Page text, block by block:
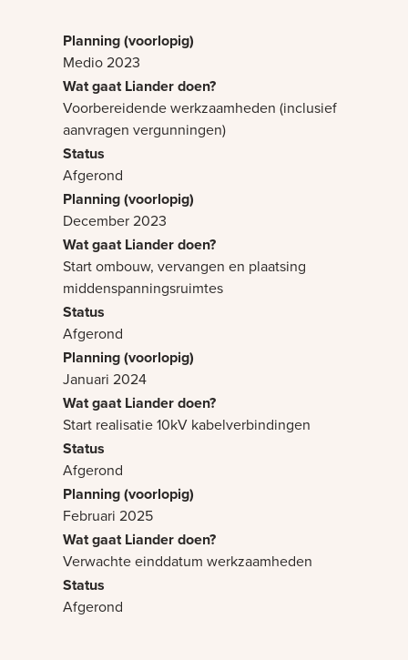
Medio 2023
Voorbereidende werkzaamheden (inclusief
aanvragen vergunningen)
Afgerond
December 2023
Start ombouw, vervangen en plaatsing
middenspanningsruimtes
Afgerond
Januari 2024
Start realisatie 10kV kabelverbindingen
Afgerond
Februari 2025
Verwachte einddatum werkzaamheden
Afgerond